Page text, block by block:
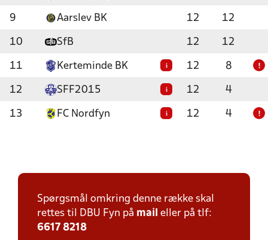
9 Aarslev BK 12 12
10 SfB 12 12
11 Kerteminde BK i 12 8 !
12 SFF2015 i 12 4
13 FC Nordfyn i 12 4 !
Spørgsmål omkring denne række skal
rettes til DBU Fyn på mail eller på tlf:
6617 8218